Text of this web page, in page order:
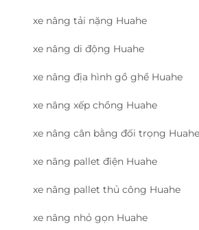
xe nâng tải nặng Huahe
xe nâng di động Huahe
xe nâng địa hình gồ ghề Huahe
xe nâng xếp chồng Huahe
xe nâng cân bằng đối trọng Huahe
xe nâng pallet điện Huahe
xe nâng pallet thủ công Huahe
xe nâng nhỏ gọn Huahe